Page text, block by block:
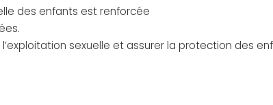
des enfants est renforcée
sexuelle et assurer la protection des